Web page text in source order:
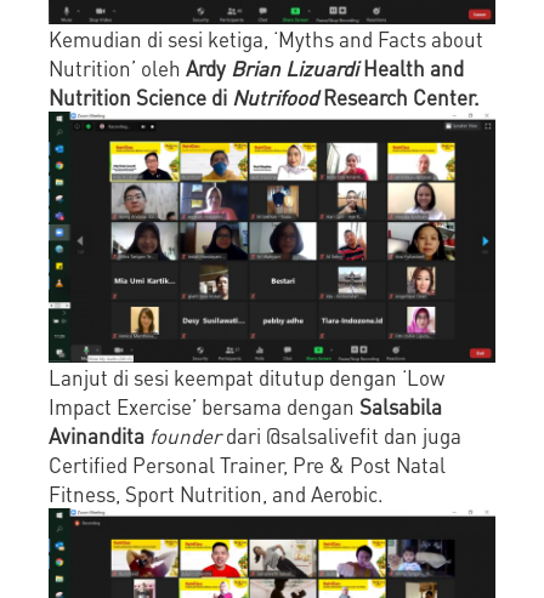
Kemudian di sesi ketiga, ‘Myths and Facts about
Nutrition’ oleh Ardy Brian LizuardiHealth and
Nutrition Science di NutrifoodResearch Center.
Lanjut di sesi keempat ditutup dengan ‘Low
Impact Exercise’ bersama dengan Salsabila
Avinandita founderdari @salsalivefit dan juga
Certified Personal Trainer, Pre & Post Natal
Fitness, Sport Nutrition, and Aerobic.